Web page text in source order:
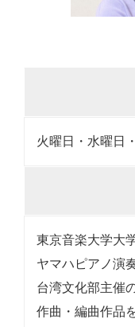
火曜日・水曜日
東京音楽大学大
ヤマハピアノ演
台湾文化部主催
作曲・編曲作品